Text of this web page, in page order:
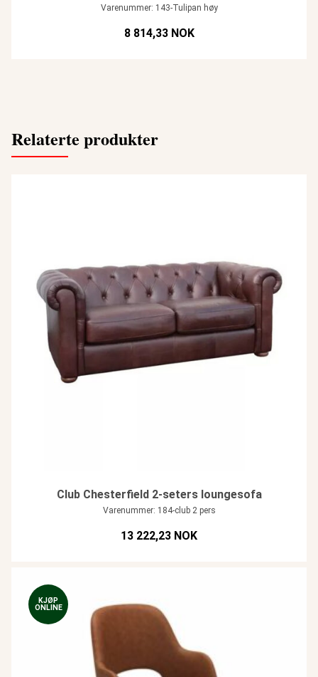
Varenummer: 143-Tulipan høy
8 814,33 NOK
Relaterte produkter
Club Chesterfield 2-seters loungesofa
Varenummer: 184-club 2 pers
13 222,23 NOK
KJØP
ONLINE